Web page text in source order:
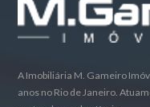
A Imobiliária M. Gameiro
anos no Rio de Janeiro.